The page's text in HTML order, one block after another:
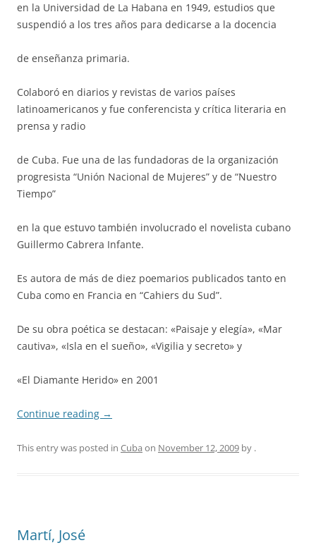
en la Universidad de La Habana en 1949, estudios que
suspendió a los tres años para dedicarse a la docencia
de enseñanza primaria.
Colaboró en diarios y revistas de varios países
latinoamericanos y fue conferencista y crítica literaria en
prensa y radio
de Cuba. Fue una de las fundadoras de la organización
progresista “Unión Nacional de Mujeres” y de “Nuestro
Tiempo”
en la que estuvo también involucrado el novelista cubano
Guillermo Cabrera Infante.
Es autora de más de diez poemarios publicados tanto en
Cuba como en Francia en “Cahiers du Sud”.
De su obra poética se destacan: «Paisaje y elegía», «Mar
cautiva», «Isla en el sueño», «Vigilia y secreto» y
«El Diamante Herido» en 2001
Continue reading →
This entry was posted in Cuba on November 12, 2009 by .
Martí, José